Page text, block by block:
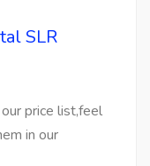
SLR
price list,feel
in our